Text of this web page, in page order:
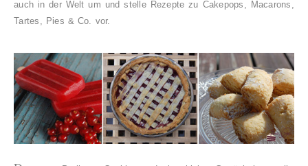
auch in der Welt um und stelle Rezepte zu Cakepops, Macarons,
Tartes, Pies & Co. vor.